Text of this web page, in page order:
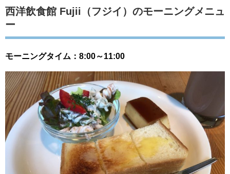
西洋飲食館 Fujii（フジイ）のモーニングメニュ
ー
モーニングタイム：8:00～11:00